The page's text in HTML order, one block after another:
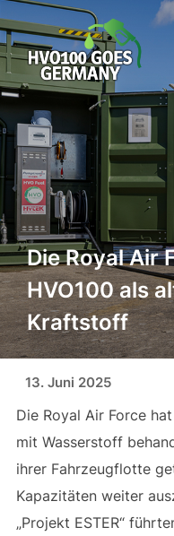
Inhalt
springen
Die Royal Air
HVO100 als
Kraftstoff
13. Juni 2025
Die Royal Air Force
mit Wasserstoff
ihrer Fahrzeugflotte
Kapazitäten weiter
„Projekt ESTER“